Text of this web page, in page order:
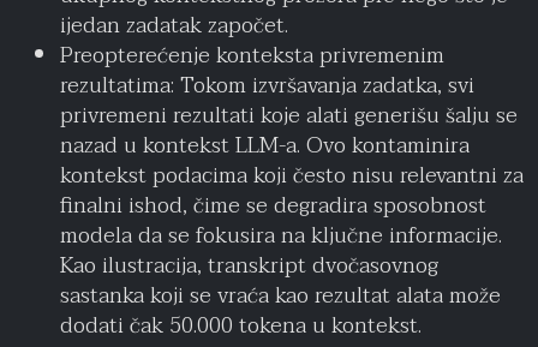
ijedan zadatak započet.
Preopterećenje konteksta privremenim
rezultatima: Tokom izvršavanja zadatka, svi
privremeni rezultati koje alati generišu šalju se
nazad u kontekst LLM-a. Ovo kontaminira
kontekst podacima koji često nisu relevantni za
finalni ishod, čime se degradira sposobnost
modela da se fokusira na ključne informacije.
Kao ilustracija, transkript dvočasovnog
sastanka koji se vraća kao rezultat alata može
dodati čak 50.000 tokena u kontekst.